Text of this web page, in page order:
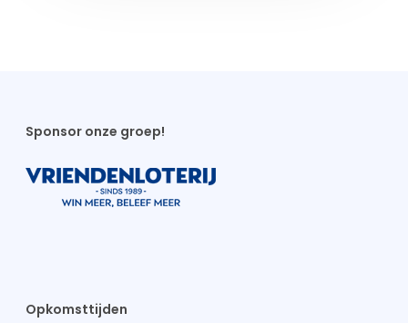
Sponsor onze groep!
Opkomsttijden